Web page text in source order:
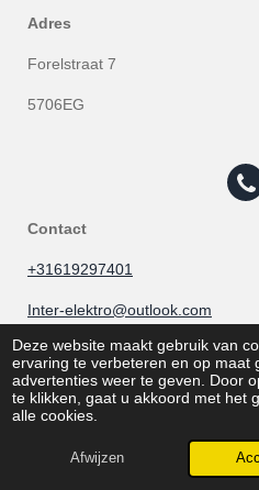
Deze website maakt gebruik van
ervaring te verbeteren en op maat
advertenties weer te geven. Door
te klikken, gaat u akkoord met het
alle cookies.
Afwijzen
Adres
Forelstraat 7
5706EG
Contact
+31619297401
Inter-elektro@outlook.com
Ma - Vr: 00:00- 24:00 uur
E-mailadres Telefoonnummer